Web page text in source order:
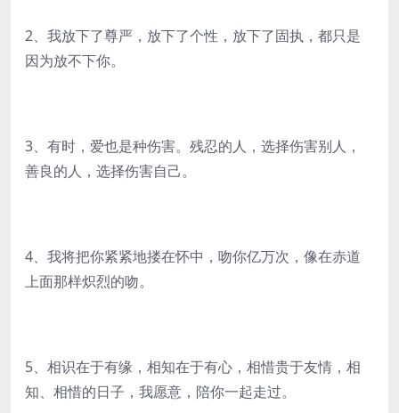
2、我放下了尊严，放下了个性，放下了固执，都只是
因为放不下你。
3、有时，爱也是种伤害。残忍的人，选择伤害别人，
善良的人，选择伤害自己。
4、我将把你紧紧地搂在怀中，吻你亿万次，像在赤道
上面那样炽烈的吻。
5、相识在于有缘，相知在于有心，相惜贵于友情，相
知、相惜的日子，我愿意，陪你一起走过。